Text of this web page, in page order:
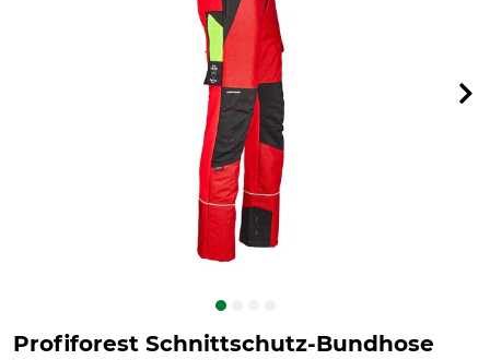
Profiforest Schnittschutz-Bundhose